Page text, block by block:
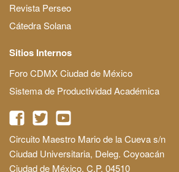
Revista Perseo
Cátedra Solana
Sitios Internos
Foro CDMX Ciudad de México
Sistema de Productividad Académica
Circuito Maestro Mario de la Cueva s/n
Ciudad Universitaria, Deleg. Coyoacán
Ciudad de México, C.P. 04510